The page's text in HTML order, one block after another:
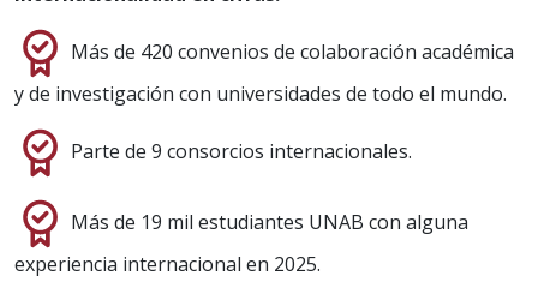
Más de 420 convenios de colaboración académica
y de investigación con universidades de todo el mundo.
Parte de 9 consorcios internacionales.
Más de 19 mil estudiantes UNAB con alguna
experiencia internacional en 2025.